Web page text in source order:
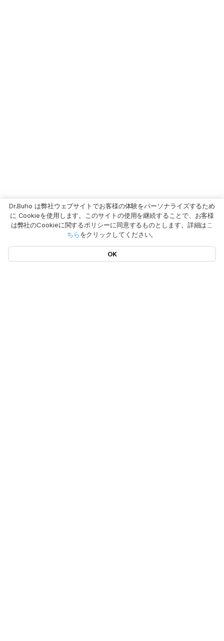
Dr.Buho は弊社ウェブサイトでお客様の体験をパーソナライズするため
に Cookieを使用します。このサイトの使用を継続することで、お客様
は弊社のCookieに関するポリシーに同意するものとします。詳細は こ
ちらをクリックしてください。
OK